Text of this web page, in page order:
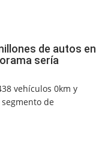
de autos en
sería
vehículos 0km y
de